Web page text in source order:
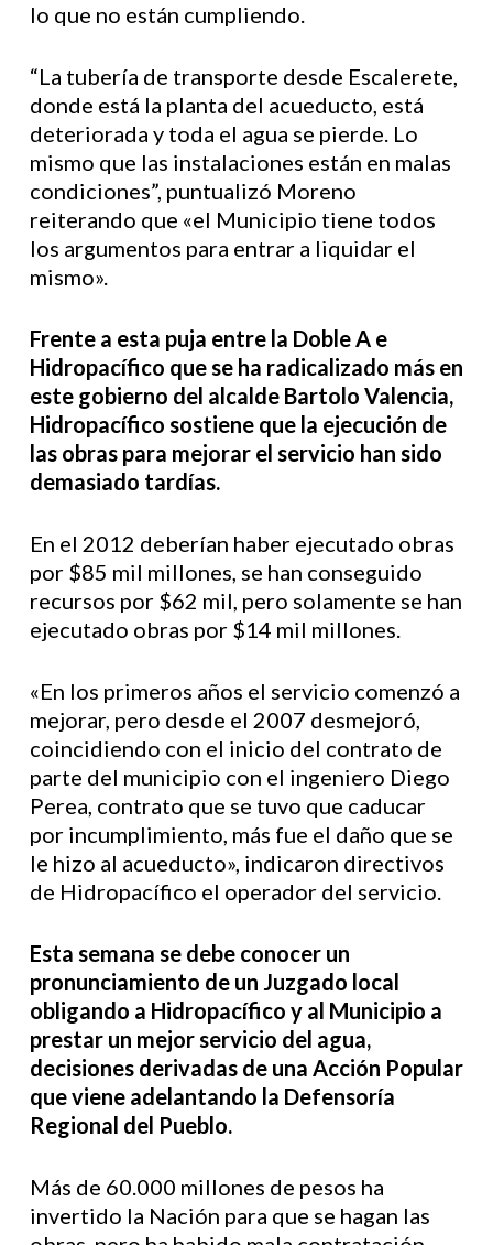
lo que no están cumpliendo.
“La tubería de transporte desde Escalerete,
donde está la planta del acueducto, está
deteriorada y toda el agua se pierde. Lo
mismo que las instalaciones están en malas
condiciones”, puntualizó Moreno
reiterando que «el Municipio tiene todos
los argumentos para entrar a liquidar el
mismo».
Frente a esta puja entre la Doble A e
Hidropacífico que se ha radicalizado más en
este gobierno del alcalde Bartolo Valencia,
Hidropacífico sostiene que la ejecución de
las obras para mejorar el servicio han sido
demasiado tardías.
En el 2012 deberían haber ejecutado obras
por $85 mil millones, se han conseguido
recursos por $62 mil, pero solamente se han
ejecutado obras por $14 mil millones.
«En los primeros años el servicio comenzó a
mejorar, pero desde el 2007 desmejoró,
coincidiendo con el inicio del contrato de
parte del municipio con el ingeniero Diego
Perea, contrato que se tuvo que caducar
por incumplimiento, más fue el daño que se
le hizo al acueducto», indicaron directivos
de Hidropacífico el operador del servicio.
Esta semana se debe conocer un
pronunciamiento de un Juzgado local
obligando a Hidropacífico y al Municipio a
prestar un mejor servicio del agua,
decisiones derivadas de una Acción Popular
que viene adelantando la Defensoría
Regional del Pueblo.
Más de 60.000 millones de pesos ha
invertido la Nación para que se hagan las